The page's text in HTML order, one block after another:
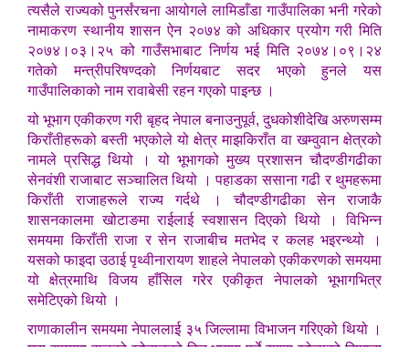
त्यसैले राज्यको पुनर्संरचना आयोगले लामिडाँडा गाउँपालिका भनी गरेको
नामाकरण स्थानीय शासन ऐन २०७४ को अधिकार प्रयोग गरी मिति
२०७४।०३।२५ को गाउँसभाबाट निर्णय भई मिति २०७४।०९।२४
गतेको मन्त्रीपरिषण्दको निर्णयबाट सदर भएको हुनले यस
गाउँपालिकाको नाम रावाबेसी रहन गएको पाइन्छ ।
यो भूभाग एकीकरण गरी बृहद नेपाल बनाउनुपूर्व, दुधकोशीदेखि अरुणसम्म
किराँतीहरूको बस्ती भएकोले यो क्षेत्र माझकिराँत वा खम्वुवान क्षेत्रको
नामले प्रसिद्ध थियो । यो भूभागको मुख्य प्रशासन चौदण्डीगढीका
सेनवंशी राजाबाट सञ्चालित थियो । पहाडका ससाना गढी र थुमहरूमा
किराँती राजाहरूले राज्य गर्दथे । चौदण्डीगढीका सेन राजाकै
शासनकालमा खोटाङमा राईलाई स्वशासन दिएको थियो । विभिन्न
समयमा किराँती राजा र सेन राजाबीच मतभेद र कलह भइरन्थ्यो ।
यसको फाइदा उठाई पृथ्वीनारायण शाहले नेपालको एकीकरणको समयमा
यो क्षेत्रमाथि विजय हाँसिल गरेर एकीकृत नेपालको भूभागभित्र
समेटिएको थियो ।
राणाकालीन समयमा नेपाललाई ३५ जिल्लामा विभाजन गरिएको थियो ।